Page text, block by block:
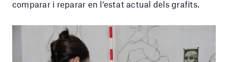
comparar i reparar en l’estat actual dels grafits.